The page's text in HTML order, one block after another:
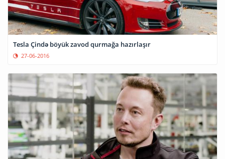
Tesla Çində böyük zavod qurmağa hazırlaşır
27-06-2016